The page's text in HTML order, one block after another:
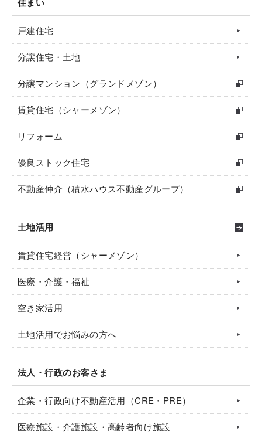
戸建住宅
分譲住宅・土地
分譲マンション（グランドメゾン）
賃貸住宅（シャーメゾン）
リフォーム
優良ストック住宅
不動産仲介（積水ハウス不動産グループ）
土地活用
賃貸住宅経営（シャーメゾン）
医療・介護・福祉
空き家活用
土地活用でお悩みの方へ
法人・行政のお客さま
企業・行政向け不動産活用（CRE・PRE）
医療施設・介護施設・高齢者向け施設